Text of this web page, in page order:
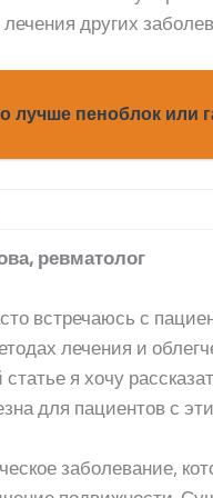
других
лучше пеноблок или
ревматолог
встречаюсь с
лечения и
я хочу
для пациентов с
заболевание,